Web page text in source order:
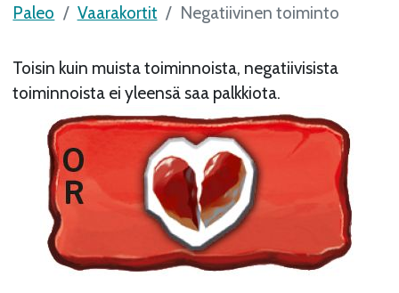
Paleo Vaarakortit Negatiivinen toiminto
Toisin kuin muista toiminnoista, negatiivisista
toiminnoista ei yleensä saa palkkiota.